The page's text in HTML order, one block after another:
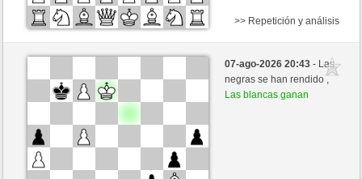
Negras
billardo1954 (1282)
Tiempo: 10 minutes/side + 8 seconds/move
Esta partida es por puntos
>> Repetición y análisis
07-ago-2026 20:43- Las
negras se han rendido ,
Las blancas ganan